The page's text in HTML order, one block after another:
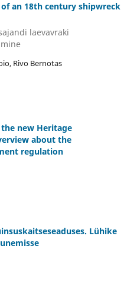
an 18th century shipwreck
laevavraki
Rivo Bernotas
new Heritage
about the
regulation
Lühike